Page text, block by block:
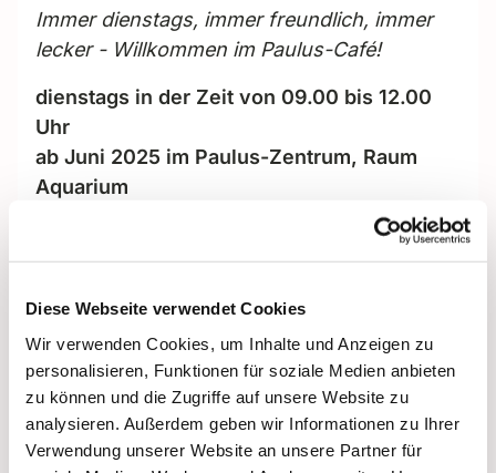
Diese Webseite verwendet Cookies
Wir verwenden Cookies, um Inhalte und Anzeigen zu
personalisieren, Funktionen für soziale Medien anbieten
zu können und die Zugriffe auf unsere Website zu
analysieren. Außerdem geben wir Informationen zu Ihrer
Verwendung unserer Website an unsere Partner für
Immer dienstags, immer freundlich, immer
lecker - Willkommen im Paulus-Café!
dienstags in der Zeit von 09.00 bis 12.00
Uhr
ab Juni 2025 im Paulus-Zentrum, Raum
Aquarium
... mit leckeren Kaffeespezialitäten und
natürlich auch Tee und Säften. Ab 9.30 Uhr
gibt es ein kleines Frühstückangebot in
gemütlicher Atmosphäre, und besonders
stolz sind wir auf unseren frischen, mit